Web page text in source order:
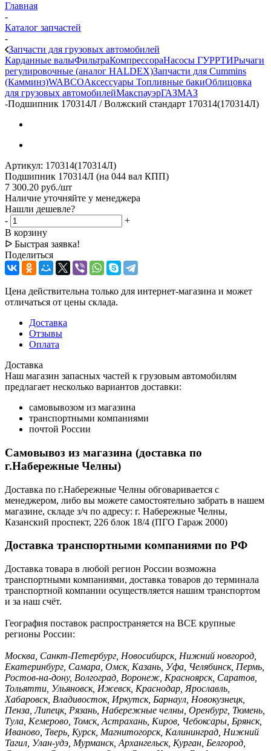
Главная
-
Каталог запчастей
-
Запчасти для грузовых автомобилей
Карданные валыФильтраКомпрессораНасосы ГУРРТИРычаги
регулировочные (аналог HALDEX)Запчасти для Cummins
(Камминз)WABCOАксессуары Топливные бакиОблицовка
для грузовых автомобилейМакспауэрГАЗМАЗ
-Подшипник 170314Л / Волжский стандарт 170314(170314Л)
Артикул: 170314(170314Л)
Подшипник 170314Л (на 044 вал КПП)
7 300.20 руб./шт
Наличие уточняйте у менеджера
Нашли дешевле?
-
+
В корзину
ᐅ Быстрая заявка!
Поделиться
Цена действительна только для интернет-магазина и может
отличаться от цены склада.
Доставка
Отзывы
Оплата
Доставка
Наш магазин запасных частей к грузовым автомобилям
предлагает несколько вариантов доставки:
самовывозом из магазина
транспортными компаниями
почтой России
Самовывоз из магазина (доставка по
г.Набережные Челны)
Доставка по г.Набережные Челны обговаривается с
менеджером, либо вы можете самостоятельно забрать в нашем
магазине, складе з/ч по адресу: г. Набережные Челны,
Казанский проспект, 226 блок 18/4 (ПГО Гараж 2000)
Доставка транспортными компаниями по РФ
Доставка товара в любой регион России возможна
транспортными компаниями, доставка товаров до терминала
транспортной компании осуществляется нашим транспортом
и за наш счёт.
География поставок распространяется на ВСЕ крупные
регионы России:
Москва, Санкт-Петербург, Новосибирск, Нижний новгород,
Екатеринбург, Самара, Омск, Казань, Уфа, Челябинск, Пермь,
Ростов-на-дону, Волгоград, Воронеж, Красноярск, Саратов,
Тольятти, Ульяновск, Ижевск, Краснодар, Ярославль,
Хабаровск, Владивосток, Иркутск, Барнаул, Новокузнецк,
Пенза, Липецк, Рязань, Набережные челны, Оренбург, Тюмень,
Тула, Кемерово, Томск, Астрахань, Киров, Чебоксары, Брянск,
Иваново, Тверь, Курск, Магнитогорск, Калининград, Нижний
Тагил, Улан-удэ, Мурманск, Архангельск, Курган, Белгород,